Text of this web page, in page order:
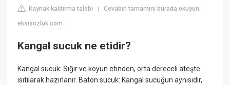
Kaynak kaldırma talebi |Cevabın tamamını burada okuyun:
eksisozluk.com
Kangal sucuk ne etidir?
Kangal sucuk: Sığır ve koyun etinden, orta dereceli ateşte
ısıtılarak hazırlanır. Baton sucuk: Kangal sucuğun aynısıdır,